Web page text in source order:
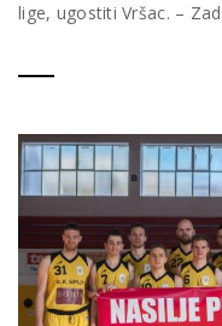
lige, ugostiti Vršac. –